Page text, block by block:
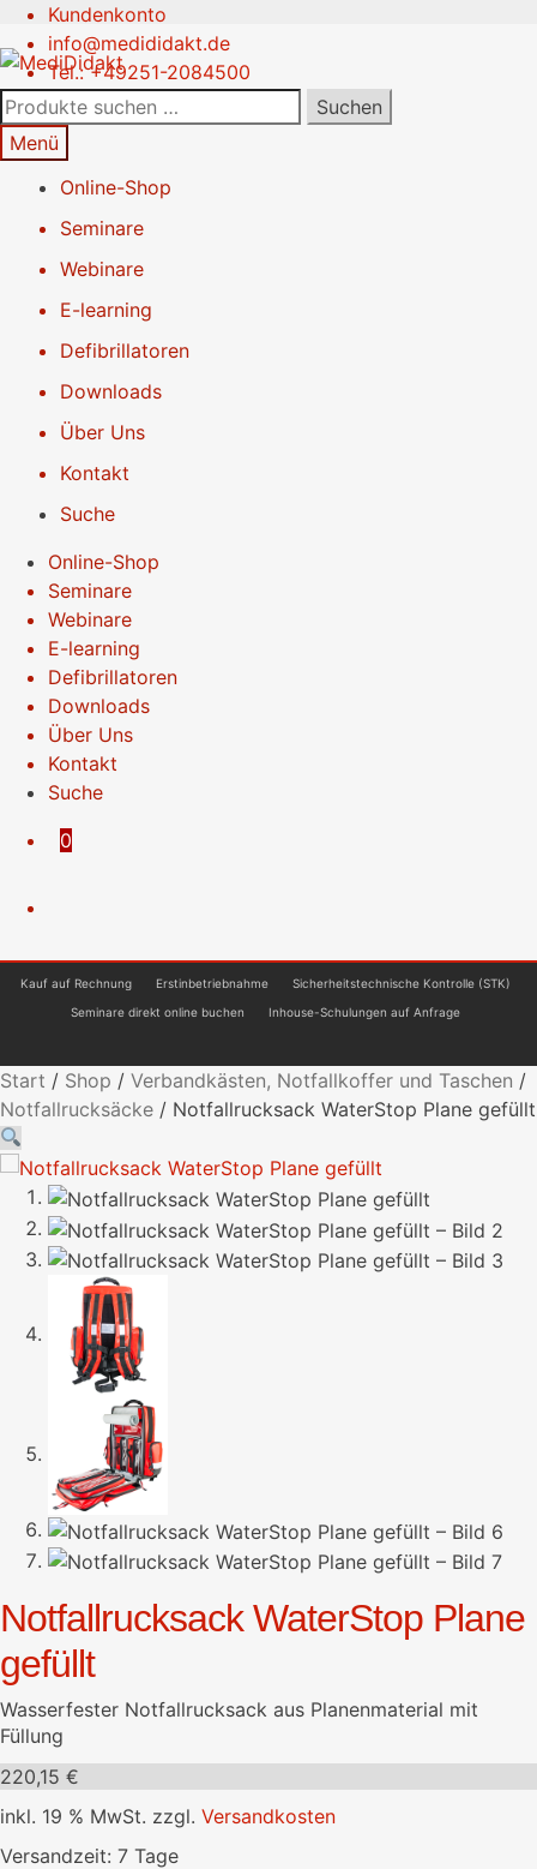
Kundenkonto
info@medididakt.de
Tel.: +49251-2084500
Zur
Navigation
springen
Springe
zum
Inhalt
Suchen
nach:
Suchen
Menü
Online-Shop
Seminare
Webinare
E-learning
Defibrillatoren
Downloads
Über Uns
Kontakt
Suche
Online-Shop
Seminare
Webinare
E-learning
Defibrillatoren
Downloads
Über Uns
Kontakt
Suche
0
Kauf auf Rechnung Erstinbetriebnahme
Sicherheitstechnische Kontrolle (STK)
Seminare direkt online buchen
Inhouse-Schulungen auf Anfrage
Start / Shop / Verbandkästen, Notfallkoffer und Taschen /
Notfallrucksäcke / Notfallrucksack WaterStop Plane gefüllt
Notfallrucksack WaterStop Plane
gefüllt
Wasserfester Notfallrucksack aus Planenmaterial mit
Füllung
220,15 €
inkl. 19 % MwSt. zzgl. Versandkosten
Versandzeit: 7 Tage